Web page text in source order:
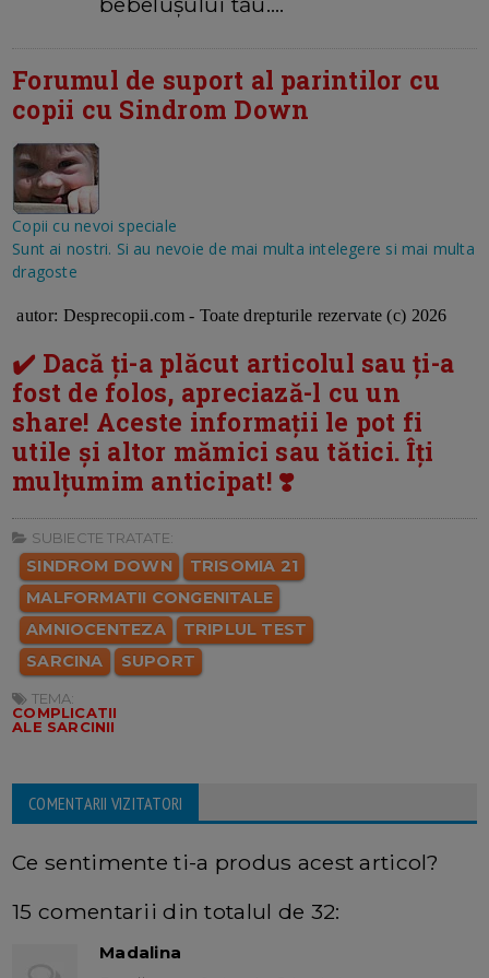
Forumul de suport al parintilor cu
copii cu Sindrom Down
Copii cu nevoi speciale
Sunt ai nostri. Si au nevoie de mai multa intelegere si mai multa
dragoste
autor: Desprecopii.com - Toate drepturile rezervate (c) 2026
✔️ Dacă ți-a plăcut articolul sau ți-a
fost de folos, apreciază-l cu un
share! Aceste informații le pot fi
utile și altor mămici sau tătici. Îți
mulțumim anticipat! ❣️
SUBIECTE TRATATE:
SINDROM DOWN
TRISOMIA 21
MALFORMATII CONGENITALE
AMNIOCENTEZA
TRIPLUL TEST
SARCINA
SUPORT
TEMA:
COMPLICATII
ALE SARCINII
COMENTARII VIZITATORI
Ce sentimente ti-a produs acest articol?
15 comentarii din totalul de 32:
Madalina